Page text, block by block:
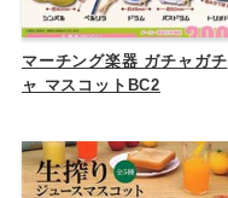
マーチング楽器 ガチャガチ
ャ マスコットBC2